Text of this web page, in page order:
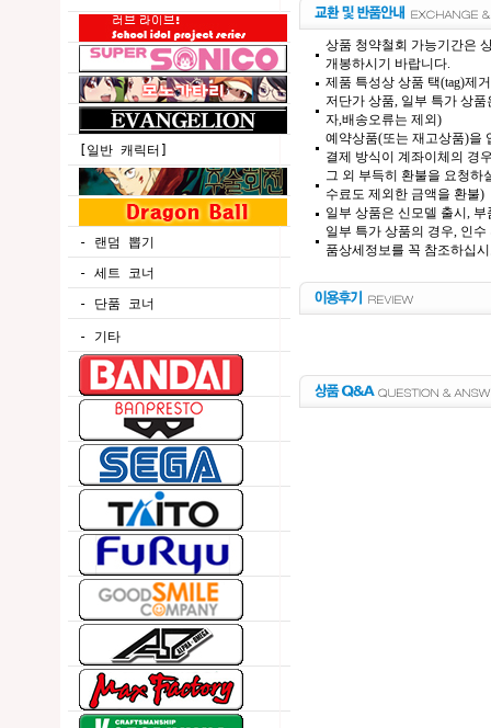
[일반 캐릭터]
- 랜덤 뽑기
- 세트 코너
- 단품 코너
- 기타
상품 청약철회 가능기간은
개봉하시기 바랍니다.
제품 특성상 상품 택(tag)제
저단가 상품, 일부 특가 상
자,배송오류는 제외)
예약상품(또는 재고상품)을
결제 방식이 계좌이체의 경
그 외 부득히 환불을 요청하
수료도 제외한 금액을 환불)
일부 상품은 신모델 출시,
일부 특가 상품의 경우, 인
품상세정보를 꼭 참조하십